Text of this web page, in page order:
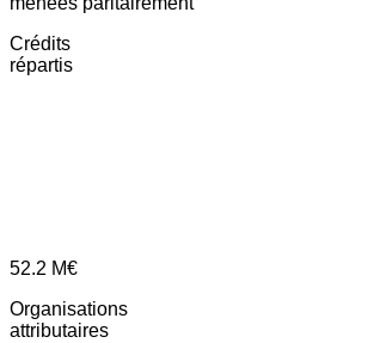
Crédits
répartis
52.2 M€
Organisations
attributaires